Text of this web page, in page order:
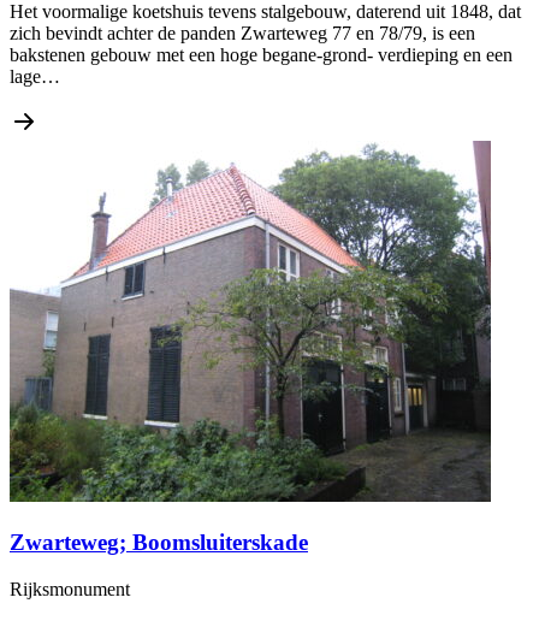
Het voormalige koetshuis tevens stalgebouw, daterend uit 1848, dat
zich bevindt achter de panden Zwarteweg 77 en 78/79, is een
bakstenen gebouw met een hoge begane-grond- verdieping en een
lage…
Zwarteweg; Boomsluiterskade
Rijksmonument